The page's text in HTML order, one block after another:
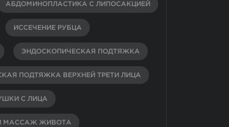
АБДОМИНОПЛАСТИКА С ЛИПОСАКЦИЕЙ
ИССЕЧЕНИЕ РУБЦА
ЭНДОСКОПИЧЕСКАЯ ПОДТЯЖКА
ПОДТЯЖКА ВЕРХНЕЙ ТРЕТИ ЛИЦА
С ЛИЦА
МАССАЖ ЖИВОТА